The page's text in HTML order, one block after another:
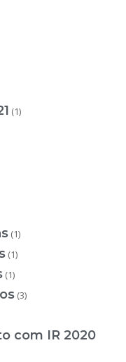
(1)
(1)
(1)
(1)
(3)
com IR 2020